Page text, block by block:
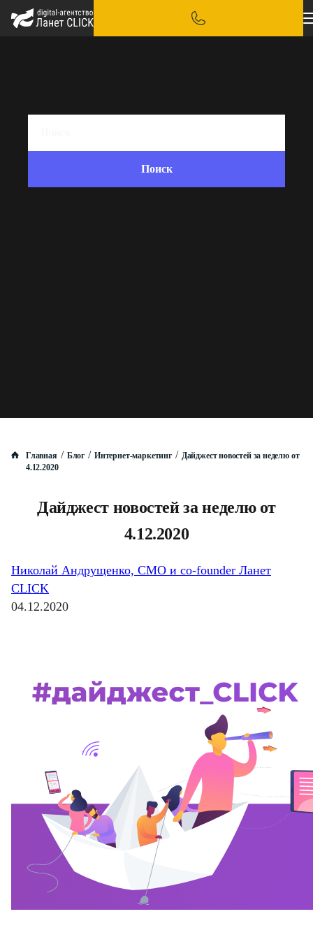
Главная / Блог / Интернет-маркетинг / Дайджест новостей за неделю от
4.12.2020
Дайджест новостей за неделю от
4.12.2020
Николай Андрущенко, CMO и co-founder Ланет
CLICK
04.12.2020